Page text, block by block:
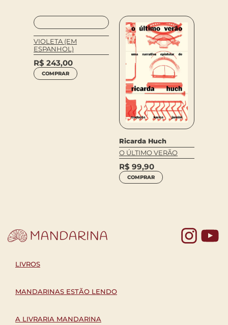
VIOLETA (EM
ESPANHOL)
R$ 243,00
COMPRAR
Ricarda Huch
O ÚLTIMO VERÃO
R$ 99,90
COMPRAR
LIVROS
MANDARINAS ESTÃO LENDO
A LIVRARIA MANDARINA